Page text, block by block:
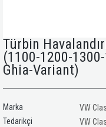
Türbin
(1100-1200-
Ghia-Variant)
Marka
VW
Tedarikçi
VW